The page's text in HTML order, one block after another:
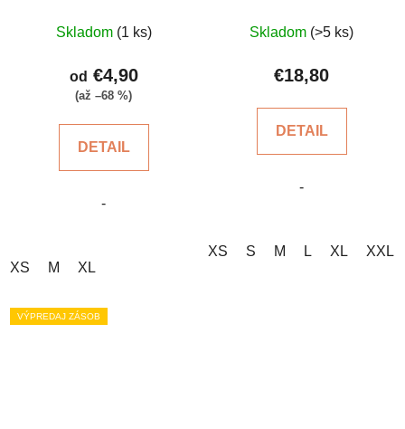
hodnotenie
produktu
je
z
Skladom (1 ks)
od €4,90
(až –68 %)
DETAIL
-
XS M XL
hodnotenie
produktu
z
hviezdičiek.
Skladom (>5 ks)
€18,80
DETAIL
-
XS S M L XL XXL
VÝPREDAJ ZÁSOB